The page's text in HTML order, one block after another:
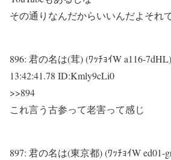
その通りなんだからいいんだよそれ
896: 君の名は(茸) (ﾜｯﾁｮｲW a116-7dHL)
13:42:41.78 ID:Kmly9cLi0
>>894
これ言う古参って老害って感じ
897: 君の名は(東京都) (ﾜｯﾁｮｲW ed01-